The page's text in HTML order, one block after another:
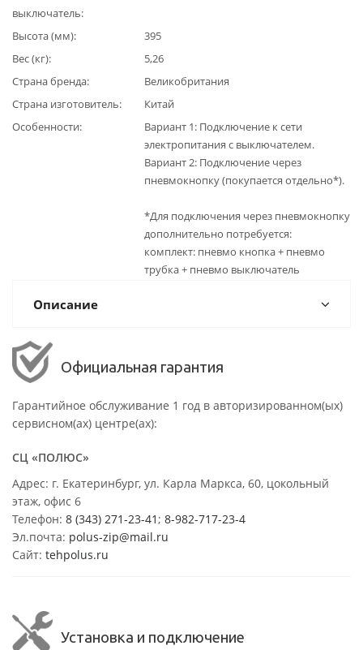
выключатель
Высота (мм)
395
Вес (кг)
5,26
Страна бренда
Великобритания
Страна изготовитель
Китай
Особенности
Вариант 1: Подключение к сети
электропитания с выключателем.
Вариант 2: Подключение через
пневмокнопку (покупается отдельно*).
*Для подключения через пневмокнопку
дополнительно потребуется:
комплект: пневмо кнопка + пневмо
трубка + пневмо выключатель
Описание
Официальная гарантия
Гарантийное обслуживание 1 год в авторизированном(ых)
сервисном(ах) центре(ах):
СЦ «ПОЛЮС»
Адрес: г. Екатеринбург, ул. Карла Маркса, 60, цокольный
этаж, офис 6
Телефон: 8 (343) 271-23-41 ; 8-982-717-23-4
Эл.почта: polus-zip@mail.ru
Сайт: tehpolus.ru
Установка и подключение